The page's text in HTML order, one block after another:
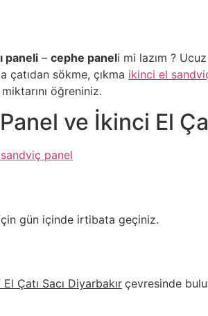
paneli – cephe paneli mi lazım ? Ucuz
sökme, çıkma ikinci el
öğreniniz.
ve İkinci El
panel
gün içinde irtibata geçiniz.
Çatı Sacı Diyarbakırçevresinde